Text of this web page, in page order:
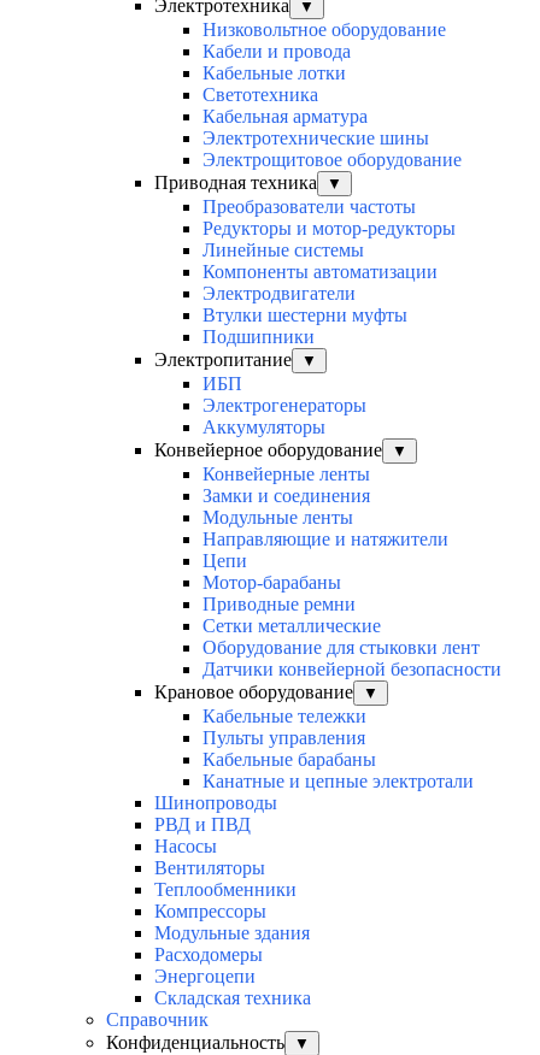
Электротехника ▼
Низковольтное оборудование
Кабели и провода
Кабельные лотки
Светотехника
Кабельная арматура
Электротехнические шины
Электрощитовое оборудование
Приводная техника
▼
Преобразователи частоты
Редукторы и мотор-редукторы
Линейные системы
Компоненты автоматизации
Электродвигатели
Втулки шестерни муфты
Подшипники
Электропитание
▼
ИБП
Электрогенераторы
Аккумуляторы
Конвейерное оборудование
▼
Конвейерные ленты
Замки и соединения
Модульные ленты
Направляющие и натяжители
Цепи
Мотор-барабаны
Приводные ремни
Сетки металлические
Оборудование для стыковки лент
Датчики конвейерной безопасности
Крановое оборудование
▼
Кабельные тележки
Пульты управления
Кабельные барабаны
Канатные и цепные электротали
Шинопроводы
РВД и ПВД
Насосы
Вентиляторы
Теплообменники
Компрессоры
Модульные здания
Расходомеры
Энергоцепи
Складская техника
Справочник
Конфиденциальность
▼